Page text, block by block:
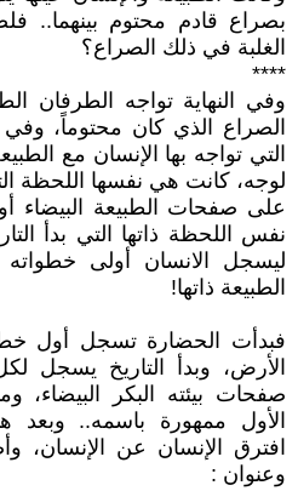
بصراع قادم محتوم بينهما..
الغلبة في ذلك الصراع؟
****
وفي النهاية تواجه الطرفان
الصراع الذي كان محتوماً،
التي تواجه بها الإنسان مع
لوجه، كانت هي نفسها اللحظة
على صفحات الطبيعة البيضاء
نفس اللحظة ذاتها التي بدأ
ليسجل الانسان أولى خطواته
الطبيعة ذاتها!
فبدأت الحضارة تسجل أول
الأرض، وبدأ التاريخ
صفحات بيئته البكر
الأول ممهورة باسمه.. وبعد
افترق الإنسان عن
وعنوان :